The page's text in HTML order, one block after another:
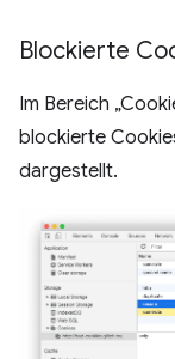
Blockierte
Im Bereich
blockierte
dargestellt.